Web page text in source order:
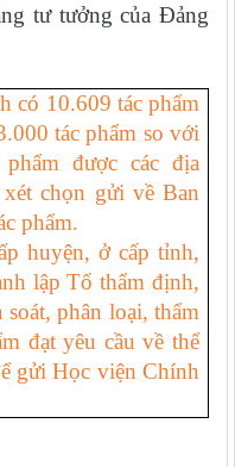
tư tưởng của Đảng
có 10.609 tác phẩm
tác phẩm so với
được các địa
chọn gửi về Ban
phẩm.
huyện, ở cấp tỉnh,
lập Tổ thẩm định,
phân loại, thẩm
đạt yêu cầu về thể
gửi Học viện Chính